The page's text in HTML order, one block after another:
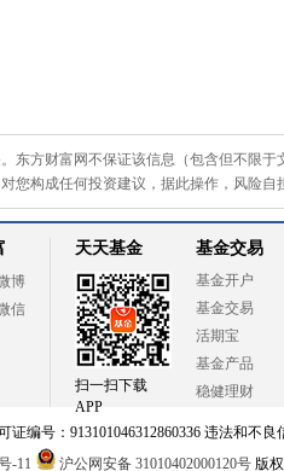
东方财富网不保证该信息（包含但不限
您构成任何投资建议，据此操作，风险自